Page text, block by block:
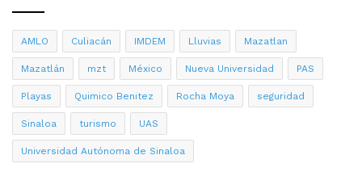
AMLO Culiacán IMDEM Lluvias Mazatlan
Mazatlán mzt México Nueva Universidad PAS
Playas Quimico Benitez Rocha Moya seguridad
Sinaloa turismo UAS
Universidad Autónoma de Sinaloa